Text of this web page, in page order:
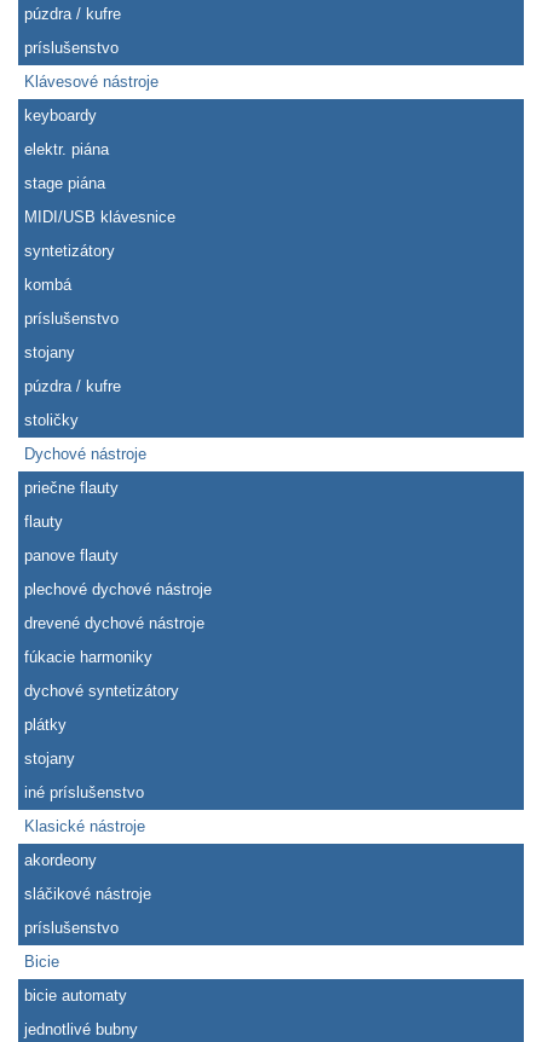
púzdra / kufre
príslušenstvo
Klávesové nástroje
keyboardy
elektr. piána
stage piána
MIDI/USB klávesnice
syntetizátory
kombá
príslušenstvo
stojany
púzdra / kufre
stoličky
Dychové nástroje
priečne flauty
flauty
panove flauty
plechové dychové nástroje
drevené dychové nástroje
fúkacie harmoniky
dychové syntetizátory
plátky
stojany
iné príslušenstvo
Klasické nástroje
akordeony
sláčikové nástroje
príslušenstvo
Bicie
bicie automaty
jednotlivé bubny